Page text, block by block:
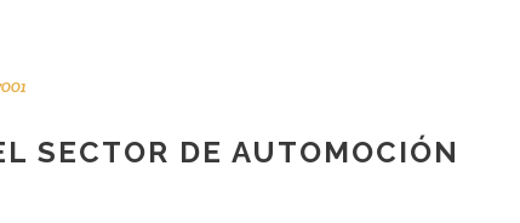
SECTOR DE AUTOMOCIÓN